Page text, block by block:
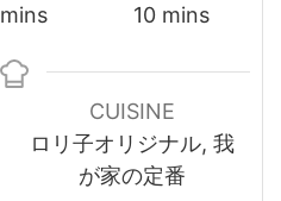
minutes
mins
10minutes
mins
CUISINE
ロリ子オリジナル, 我
が家の定番